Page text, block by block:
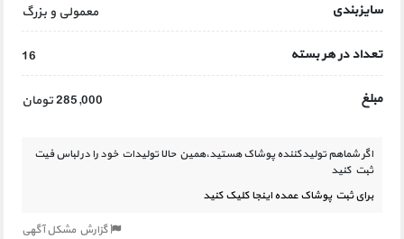
سایزبندی معمولی و بزرگ
تعداد در هر بسته 16
مبلغ 285,000 تومان
اگر شماهم تولیدکننده پوشاک هستید،همین حالا تولیدات خود را در لباس فیت
ثبت کنید
برای ثبت پوشاک عمده اینجا کلیک کنید
گزارش مشکل آگهی